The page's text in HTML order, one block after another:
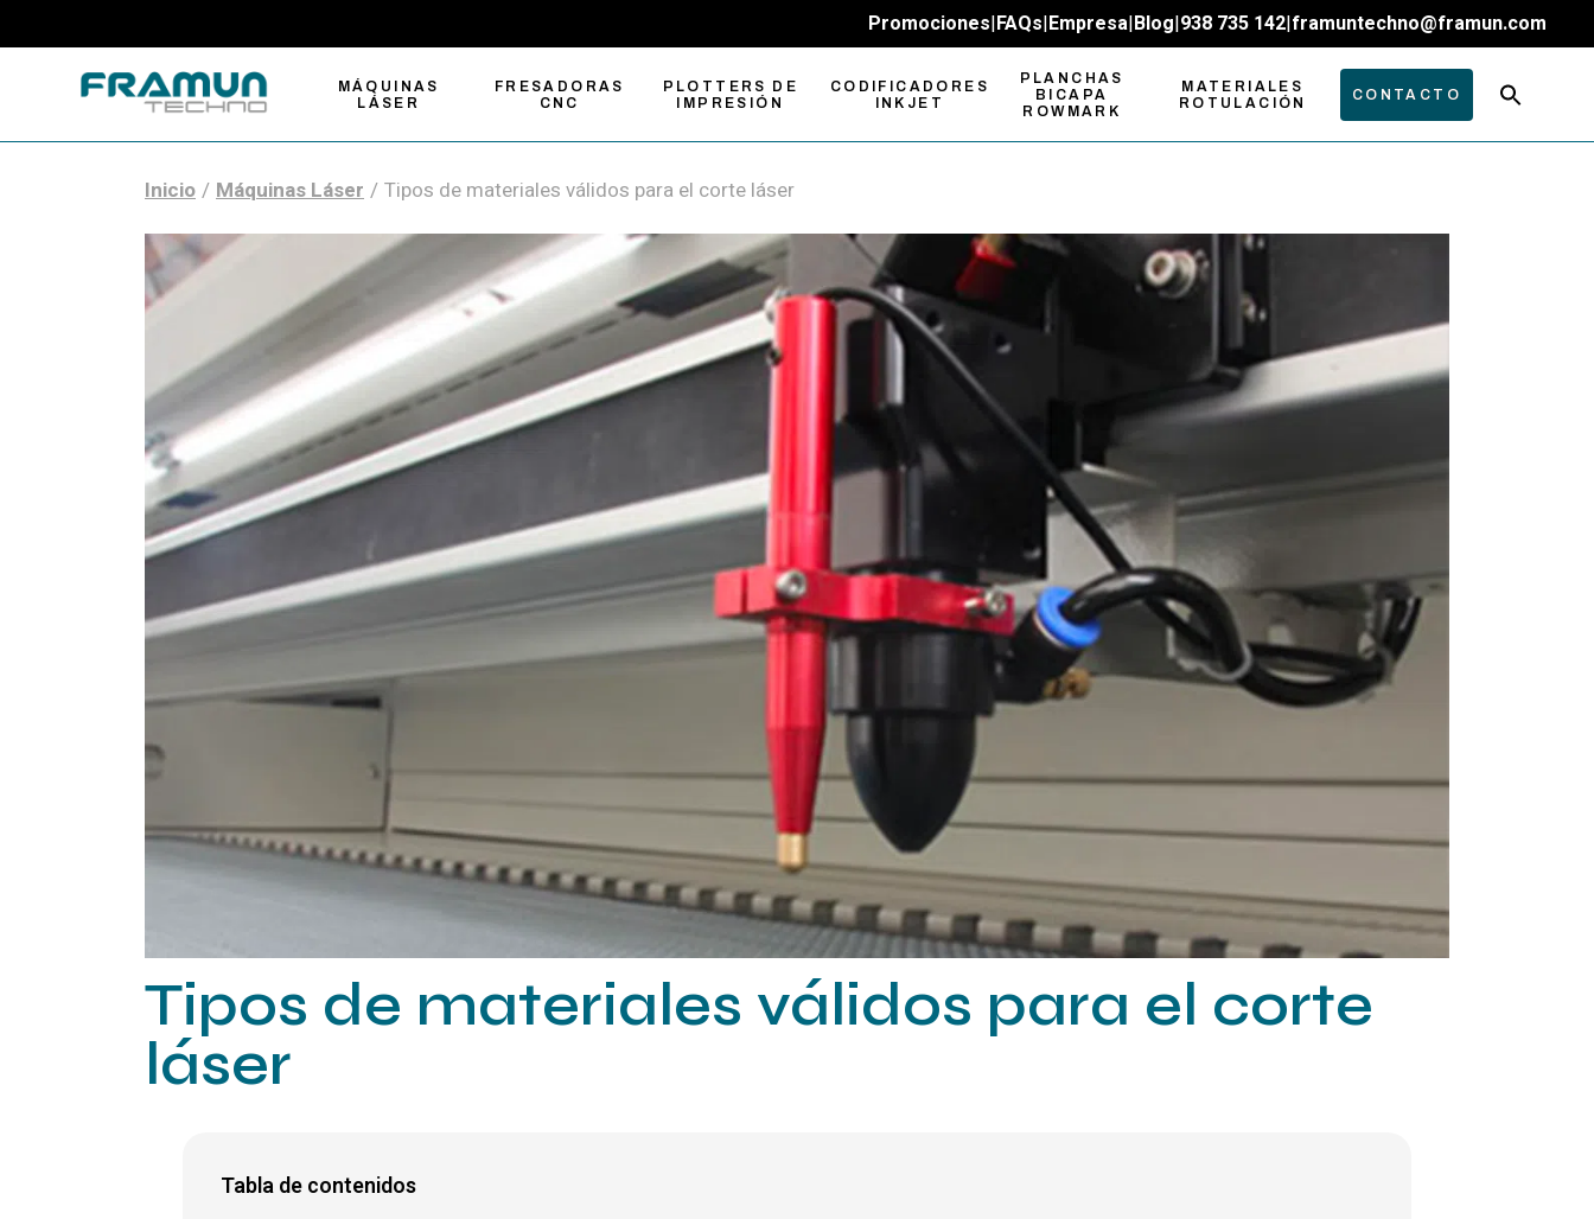
Promociones|FAQs|Empresa|Blog|938 735 142|framuntechno@framun.com
MÁQUINAS
LÁSER
Máquinas de
grabado y corte
láser
Cortadoras láser de
fibra para metal
Soluciones de
marcado láser
Cortadoras láser
industrial
Soldadura Láser
para textil
FRESADORAS
CNC
Fresadoras
Compactas
Fresadoras CNC
Gran Formato
Fresadoras cambio
Automático de
Herramienta
PLOTTERS DE
IMPRESIÓN
Plotters de
Impresión UV-LED
Plotters de
Impresión y Corte
Plotters de Corte
CODIFICADORES
INKJET
PLANCHAS
BICAPA
ROWMARK
MATERIALES
ROTULACIÓN
CONTACTO
Inicio Máquinas Láser Tipos de materiales válidos para el corte láser
Tipos de materiales válidos para el corte
láser
Tabla de contenidos